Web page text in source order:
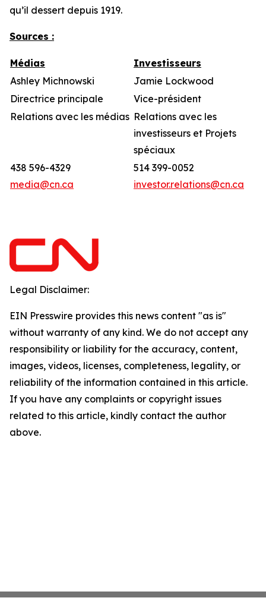
qu’il dessert depuis 1919.
Sources :
Médias
Investisseurs
Ashley Michnowski
Jamie Lockwood
Directrice principale
Vice-président
Relations avec les médias Relations avec les
investisseurs et Projets
spéciaux
438 596-4329
media@cn.ca
514 399-0052
investor.relations@cn.ca
Legal Disclaimer:
EIN Presswire provides this news content "as is"
without warranty of any kind. We do not accept any
responsibility or liability for the accuracy, content,
images, videos, licenses, completeness, legality, or
reliability of the information contained in this article.
If you have any complaints or copyright issues
related to this article, kindly contact the author
above.